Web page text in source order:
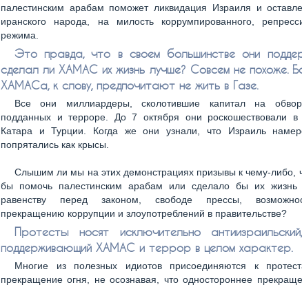
палестинским арабам поможет ликвидация Израиля и
иранского народа, на милость коррумпированного,
режима.
Это правда, что в своем большинстве они
сделал ли ХАМАС их жизнь лучше? Совсем не похоже.
ХАМАСа, к слову, предпочитают не жить в Газе.
Все они миллиардеры, сколотившие капитал на
подданных и терроре. До 7 октября они роскошествовали в
Катара и Турции. Когда же они узнали, что Израиль
попрятались как крысы.
Слышим ли мы на этих демонстрациях призывы к чему-либо,
бы помочь палестинским арабам или сделало бы их жизнь
равенству перед законом, свободе прессы,
прекращению коррупции и злоупотреблений в правительстве?
Протесты носят исключительно
поддерживающий ХАМАС и террор в целом характер.
Многие из полезных идиотов присоединяются к
прекращение огня, не осознавая, что одностороннее